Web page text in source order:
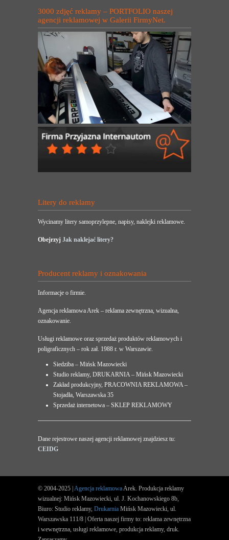
3000 zdjęć reklamy – PORTFOLIO naszej
agencji reklamowej w Galerii FirmyNet.
Litery do reklamy
Wycinamy litery samoprzylepne, napisy, naklejki reklamowe.
Obejrzyj Jak naklejać litery?
Producent reklamy i oznakowania
Informacje o firmie.
Agencja reklamowa Arek – reklama zewnętrzna, wizualna,
oznakowanie.
Usługi reklamowe oraz sprzedaż produktów reklamowych i
poligraficznych – rok zał. 1988 r. w Warszawie.
Siedziba – Mińsk Mazowiecki
Studio reklamy, DRUKARNIA – Mińsk Mazowiecki
Zakład produkcyjny, PRACOWNIA REKLAMOWA –
Stojadła, Warszawska 35
Sprzedaż internetowa – SKLEP REKLAMOWY
Dane rejestrowe naszej agencji reklamowej znajdziesz tu:
CEIDG
© 2004-2025 | Agencja reklamowaArek. Produkcja reklamy
wizualnej: Mińsk Mazowiecki, ul. J. Kochanowskiego 8b,
Biuro: Studio reklamy, Drukarnia Mińsk Mazowiecki, ul.
Warszawska 111/8 | Oferta naszej firmy to: reklama zewnętrzna
i wewnętrzna, usługi reklamowe, produkcja reklamy, druk.